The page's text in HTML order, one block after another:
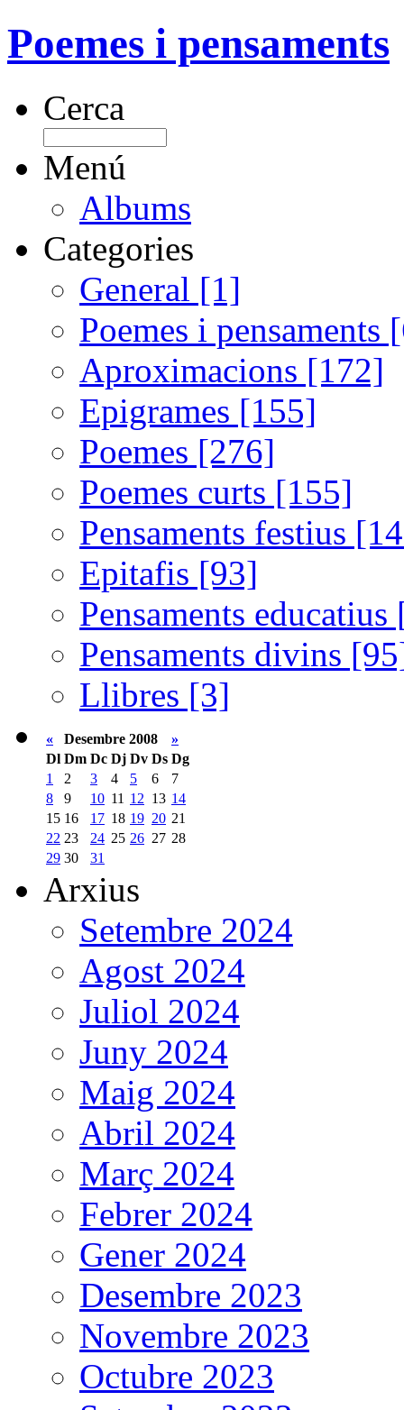
Poemes i pensaments
Cerca
Menú
Albums
Categories
General [1]
Poemes i pensaments
Aproximacions [172]
Epigrames [155]
Poemes [276]
Poemes curts [155]
Pensaments festius
Epitafis [93]
Pensaments
Pensaments divins
Llibres [3]
« Desembre 2008
»
Dl Dm Dc Dj Dv Ds Dg
1
2 3 4 5 6
7
8
9 10 11 12 13 14
15 16 17 18 19 20 21
22 23 24 25 26 27 28
29 30 31
Arxius
Setembre 2024
Agost 2024
Juliol 2024
Juny 2024
Maig 2024
Abril 2024
Març 2024
Febrer 2024
Gener 2024
Desembre 2023
Novembre 2023
Octubre 2023